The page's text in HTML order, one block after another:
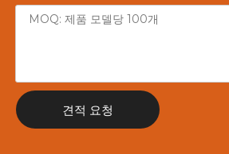
견적 요청